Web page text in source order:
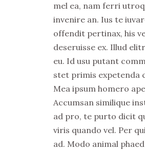
mel ea, nam ferri
invenire an. Ius te
offendit pertinax, his
deseruisse ex. Illud
eu. Id usu putant
stet primis expetenda
Mea ipsum homero
Accumsan similique
ad pro, te purto dicit
viris quando vel. Per
ad. Modo animal